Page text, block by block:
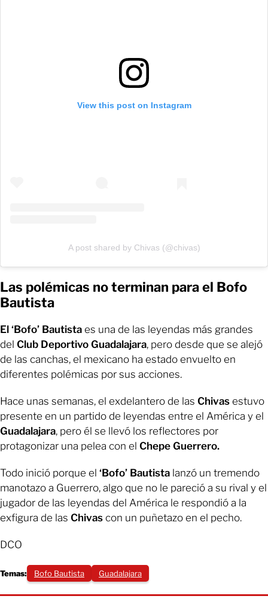
View this post on Instagram
A post shared by Chivas (@chivas)
Las polémicas no terminan para el Bofo
Bautista
El ‘Bofo’ Bautista es una de las leyendas más grandes
del Club Deportivo Guadalajara, pero desde que se alejó
de las canchas, el mexicano ha estado envuelto en
diferentes polémicas por sus acciones.
Hace unas semanas, el exdelantero de las Chivas estuvo
presente en un partido de leyendas entre el América y el
Guadalajara, pero él se llevó los reflectores por
protagonizar una pelea con el Chepe Guerrero.
Todo inició porque el ‘Bofo’ Bautista lanzó un tremendo
manotazo a Guerrero, algo que no le pareció a su rival y el
jugador de las leyendas del América le respondió a la
exfigura de las Chivas con un puñetazo en el pecho.
DCO
Temas: Bofo Bautista Guadalajara